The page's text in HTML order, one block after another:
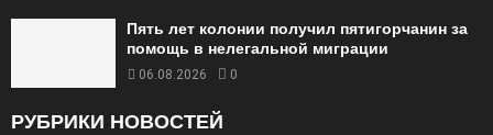
Пять лет колонии получил пятигорчанин за
помощь в нелегальной миграции
06.08.2026 0
РУБРИКИ НОВОСТЕЙ